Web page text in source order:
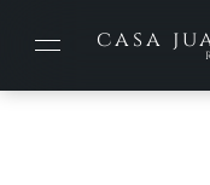
casa